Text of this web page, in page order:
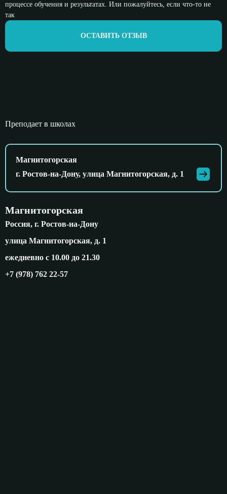
процессе обучения и результатах. Или пожалуйтесь, если что-то не
так
ОСТАВИТЬ ОТЗЫВ
Преподает в школах
Магнитогорская
г. Ростов-на-Дону, улица Магнитогорская, д. 1
Магнитогорская
Россия, г. Ростов-на-Дону
улица Магнитогорская, д. 1
ежедневно с 10.00 до 21.30
+7 (978) 762 22-57